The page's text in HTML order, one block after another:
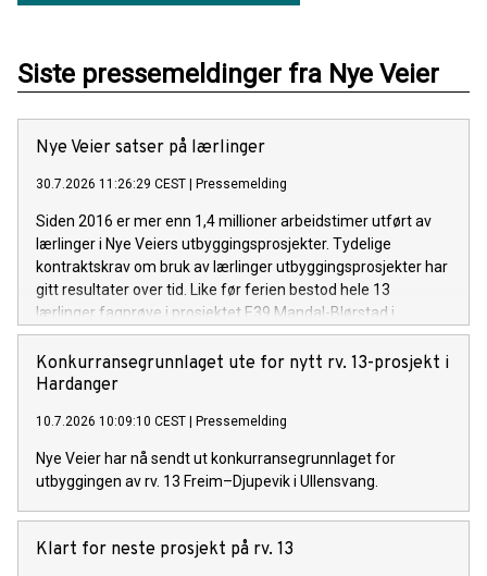
Siste pressemeldinger fra Nye Veier
Nye Veier satser på lærlinger
30.7.2026 11:26:29 CEST | Pressemelding
Siden 2016 er mer enn 1,4 millioner arbeidstimer utført av
lærlinger i Nye Veiers utbyggingsprosjekter. Tydelige
kontraktskrav om bruk av lærlinger utbyggingsprosjekter har
gitt resultater over tid. Like før ferien bestod hele 13
lærlinger fagprøve i prosjektet E39 Mandal-Blørstad i
Lindesnes, Agder.
Konkurransegrunnlaget ute for nytt rv. 13-prosjekt i
Hardanger
10.7.2026 10:09:10 CEST | Pressemelding
Nye Veier har nå sendt ut konkurransegrunnlaget for
utbyggingen av rv. 13 Freim–Djupevik i Ullensvang.
Klart for neste prosjekt på rv. 13